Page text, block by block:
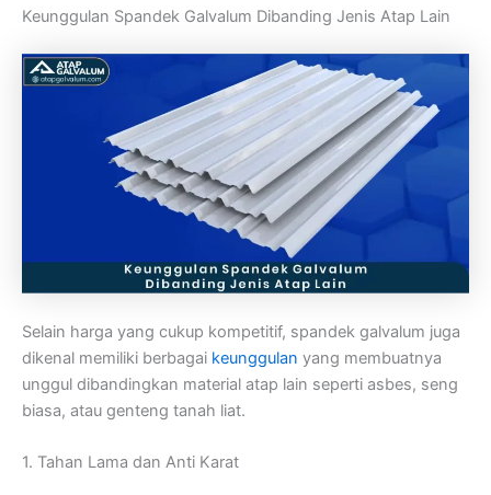
Keunggulan Spandek Galvalum Dibanding Jenis Atap Lain
Selain harga yang cukup kompetitif, spandek galvalum juga
dikenal memiliki berbagai keunggulan yang membuatnya
unggul dibandingkan material atap lain seperti asbes, seng
biasa, atau genteng tanah liat.
1. Tahan Lama dan Anti Karat